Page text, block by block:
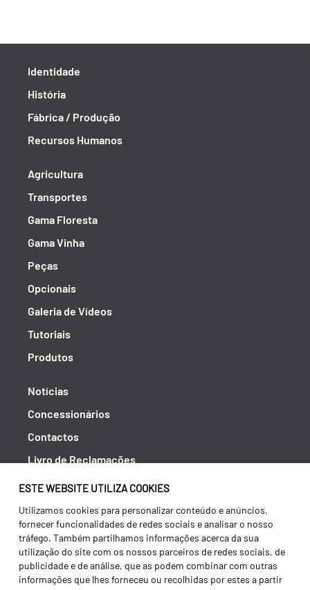
ESTE WEBSITE UTILIZA COOKIES
Utilizamos cookies para personalizar conteúdo e anúncios,
fornecer funcionalidades de redes sociais e analisar o nosso
tráfego. Também partilhamos informações acerca da sua
utilização do site com os nossos parceiros de redes sociais, de
publicidade e de análise, que as podem combinar com outras
informações que lhes forneceu ou recolhidas por estes a partir
Identidade
História
Fábrica / Produção
Recursos Humanos
Agricultura
Transportes
Gama Floresta
Gama Vinha
Peças
Opcionais
Galeria de Vídeos
Tutoriais
Produtos
Notícias
Concessionários
Contactos
Livro de Reclamações
Política de Privacidade
Canal de Denúncias (RGPC)
Termos e condições